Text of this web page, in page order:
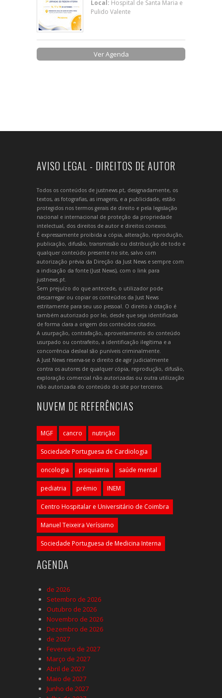
Local: Hospital de Santa Maria e
Pulido Valente
Ver Agenda
AVISO LEGAL - DIREITOS DE AUTOR
Todos os conteúdos de justnews.pt, designadamente, os
textos, as fotografias, as imagens, e a publicidade, estão
protegidos nos termos gerais de direito e pela legislação
nacional e internacional de proteção da propriedade
intelectual, dos direitos de autor e direitos conexos.
É expressamente proibida a cópia, alteração, reprodução,
publicação, difusão, transmissão ou distribuição de todo e
qualquer conteúdo presente no site, salvo com
autorização prévia da Direção da Just News e sempre com
a indicação da fonte (Just News), com o link para
justnews.pt.
Sem prejuízo do que antecede, o utilizador pode
descarregar ou copiar os conteúdos da Just News
estritamente para seu uso pessoal. O direito à citação é
também autorizado por lei, desde que seja identificada
de forma clara a origem dos conteúdos citados.
A usurpação, contrafação, aproveitamento do conteúdo
usurpado ou contrafeito, a identificação ilegítima e a
concorrência desleal são puníveis criminalmente.
A Just News reserva-se o direito de agir judicialmente
contra os autores de qualquer cópia, reprodução, difusão,
exploração comercial não autorizadas ou outra utilização
não autorizada do conteúdo do site por terceiros.
NUVEM DE REFERÊNCIAS
MGF cancro nutrição
Sociedade Portuguesa de Cardiologia
oncologia psiquiatria saúde mental
pediatria prémio INEM
Centro Hospitalar e Universitário de Coimbra
Manuel Teixeira Veríssimo
Sociedade Portuguesa de Medicina Interna
AGENDA
de 2026
Setembro de 2026
Outubro de 2026
Novembro de 2026
Dezembro de 2026
de 2027
Fevereiro de 2027
Março de 2027
Abril de 2027
Maio de 2027
Junho de 2027